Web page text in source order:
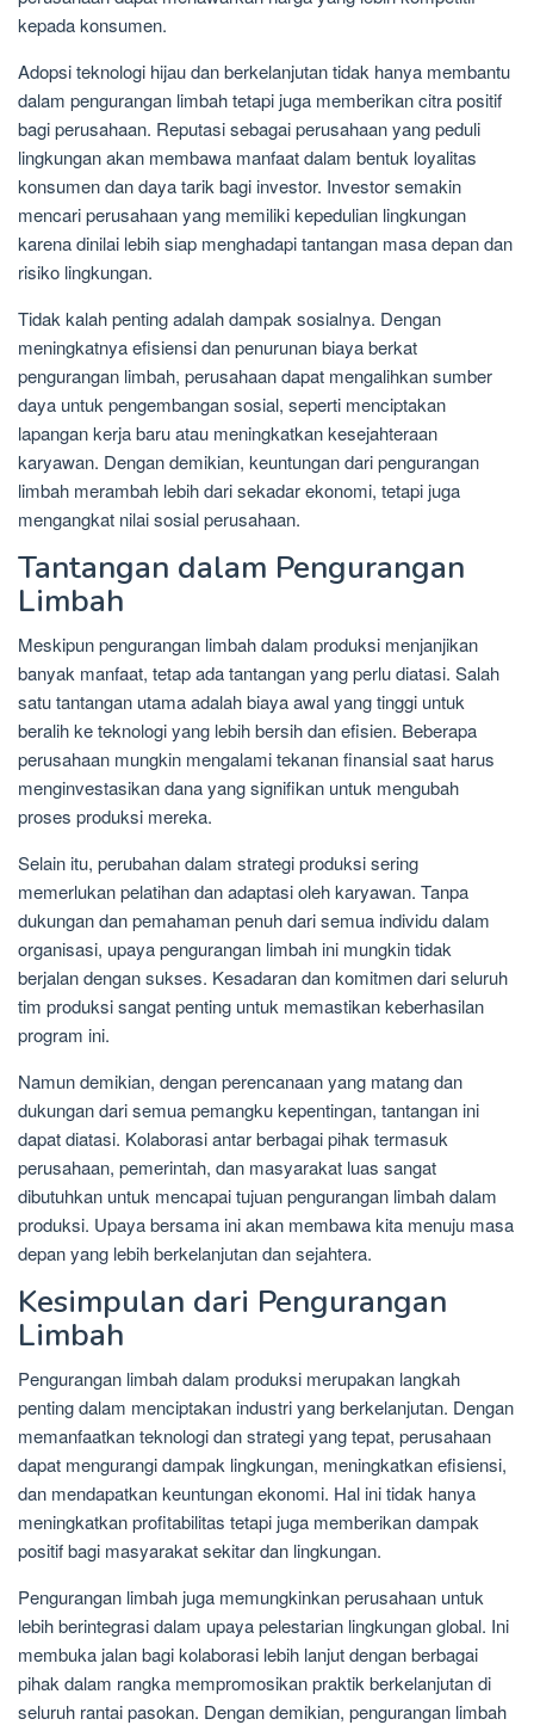
kepada konsumen.
Adopsi teknologi hijau dan berkelanjutan tidak hanya membantu
dalam pengurangan limbah tetapi juga memberikan citra positif
bagi perusahaan. Reputasi sebagai perusahaan yang peduli
lingkungan akan membawa manfaat dalam bentuk loyalitas
konsumen dan daya tarik bagi investor. Investor semakin
mencari perusahaan yang memiliki kepedulian lingkungan
karena dinilai lebih siap menghadapi tantangan masa depan dan
risiko lingkungan.
Tidak kalah penting adalah dampak sosialnya. Dengan
meningkatnya efisiensi dan penurunan biaya berkat
pengurangan limbah, perusahaan dapat mengalihkan sumber
daya untuk pengembangan sosial, seperti menciptakan
lapangan kerja baru atau meningkatkan kesejahteraan
karyawan. Dengan demikian, keuntungan dari pengurangan
limbah merambah lebih dari sekadar ekonomi, tetapi juga
mengangkat nilai sosial perusahaan.
Tantangan dalam Pengurangan
Limbah
Meskipun pengurangan limbah dalam produksi menjanjikan
banyak manfaat, tetap ada tantangan yang perlu diatasi. Salah
satu tantangan utama adalah biaya awal yang tinggi untuk
beralih ke teknologi yang lebih bersih dan efisien. Beberapa
perusahaan mungkin mengalami tekanan finansial saat harus
menginvestasikan dana yang signifikan untuk mengubah
proses produksi mereka.
Selain itu, perubahan dalam strategi produksi sering
memerlukan pelatihan dan adaptasi oleh karyawan. Tanpa
dukungan dan pemahaman penuh dari semua individu dalam
organisasi, upaya pengurangan limbah ini mungkin tidak
berjalan dengan sukses. Kesadaran dan komitmen dari seluruh
tim produksi sangat penting untuk memastikan keberhasilan
program ini.
Namun demikian, dengan perencanaan yang matang dan
dukungan dari semua pemangku kepentingan, tantangan ini
dapat diatasi. Kolaborasi antar berbagai pihak termasuk
perusahaan, pemerintah, dan masyarakat luas sangat
dibutuhkan untuk mencapai tujuan pengurangan limbah dalam
produksi. Upaya bersama ini akan membawa kita menuju masa
depan yang lebih berkelanjutan dan sejahtera.
Kesimpulan dari Pengurangan
Limbah
Pengurangan limbah dalam produksi merupakan langkah
penting dalam menciptakan industri yang berkelanjutan. Dengan
memanfaatkan teknologi dan strategi yang tepat, perusahaan
dapat mengurangi dampak lingkungan, meningkatkan efisiensi,
dan mendapatkan keuntungan ekonomi. Hal ini tidak hanya
meningkatkan profitabilitas tetapi juga memberikan dampak
positif bagi masyarakat sekitar dan lingkungan.
Pengurangan limbah juga memungkinkan perusahaan untuk
lebih berintegrasi dalam upaya pelestarian lingkungan global. Ini
membuka jalan bagi kolaborasi lebih lanjut dengan berbagai
pihak dalam rangka mempromosikan praktik berkelanjutan di
seluruh rantai pasokan. Dengan demikian, pengurangan limbah